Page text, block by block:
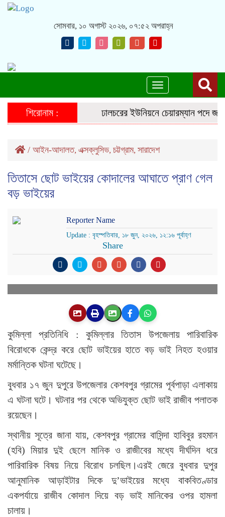
সোমবার, ১০ অগাস্ট ২০২৬, ০৭:৫২ অপরাহ্ন
Toggle
navigation
শিরোনাম : ঢালচরের ইউনিয়নে চেয়ারম্যান পদে
/ আইন-আদালত, এক্সক্লুসিভ, চট্টগ্রাম, সারাদেশ
তিতাসে ছোট ভাইয়ের কোদালের আঘাতে প্রাণ গেল
বড় ভাইয়ের
Reporter Name
Update : বৃহস্পতিবার, ১৮ জুন, ২০২৬, ১২:১৬ পূর্বাহ্ণ
Share
কুমিল্লা প্রতিনিধি : কুমিল্লার তিতাস উপজেলায় পারিবারিক
বিরোধকে কেন্দ্র করে ছোট ভাইয়ের হাতে বড় ভাই নিহত হওয়ার
মর্মান্তিক ঘটনা ঘটেছে।
বুধবার ১৭ জুন দুপুরে উপজেলার কেশবপুর গ্রামের পূর্বপাড়া এলাকায়
এ ঘটনা ঘটে। ঘটনার পর থেকে অভিযুক্ত ছোট ভাই রাজীব পলাতক
রয়েছেন।
স্থানীয় সূত্রে জানা যায়, কেশবপুর গ্রামের বাসিন্দা হাবিবুর রহমান
(হবি) মিয়ার দুই ছেলে মানিক ও রাজীবের মধ্যে দীর্ঘদিন ধরে
পারিবারিক বিষয় নিয়ে বিরোধ চলছিল।এরই জেরে বুধবার দুপুর
আনুমানিক আড়াইটার দিকে দু’ভাইয়ের মধ্যে বাকবিতণ্ডার
একপর্যায়ে রাজীব কোদাল দিয়ে বড় ভাই মানিকের ওপর হামলা
চালায়।